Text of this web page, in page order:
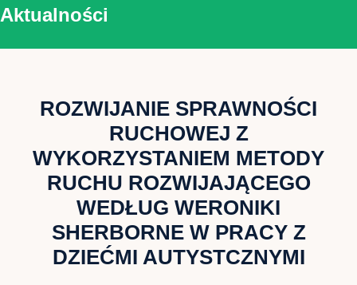
Aktualności
ROZWIJANIE SPRAWNOŚCI
RUCHOWEJ Z
WYKORZYSTANIEM METODY
RUCHU ROZWIJAJĄCEGO
WEDŁUG WERONIKI
SHERBORNE W PRACY Z
DZIEĆMI AUTYSTCZNYMI